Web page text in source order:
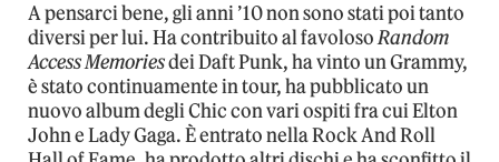
A pensarci bene, gli anni ’10 non sono stati poi tanto
diversi per lui. Ha contribuito al favolosoRandom
Access Memoriesdei Daft Punk, ha vinto un Grammy,
è stato continuamente in tour, ha pubblicato un
nuovo album degli Chic con vari ospiti fra cui Elton
John e Lady Gaga. È entrato nella Rock And Roll